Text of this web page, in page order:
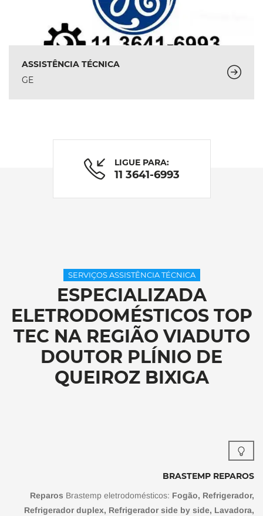
ASSISTÊNCIA TÉCNICA
GE
LIGUE PARA:
11 3641-6993
SERVIÇOS ASSISTÊNCIA TÉCNICA
ESPECIALIZADA
ELETRODOMÉSTICOS TOP
TEC NA REGIÃO VIADUTO
DOUTOR PLÍNIO DE
QUEIROZ BIXIGA
BRASTEMP REPAROS
Reparos Brastemp eletrodomésticos: Fogão, Refrigerador,
Refrigerador duplex, Refrigerador side by side, Lavadora,